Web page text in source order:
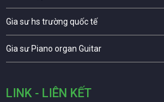
Gia sư hs trường quốc tế
Gia sư Piano organ Guitar
LINK - LIÊN KẾT